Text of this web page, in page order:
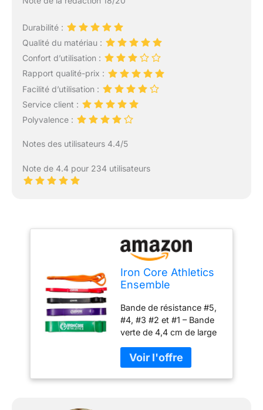
Durabilité :
Qualité du matériau :
Confort d’utilisation :
Rapport qualité-prix :
Facilité d’utilisation :
Service client :
Polyvalence :
Notes des utilisateurs 4.4/5
Note de 4.4 pour 234 utilisateurs
Iron Core Athletics
Ensemble
Bandes – Gamme
complète de
résistance de 2,3 à
54,4 kg – Bandes
de Fitness
polyvalentes pour la
Force, Les
Bande de résistance #5,
#4, #3 #2 et #1 – Bande
verte de 4,4 cm de large
cm de large – Bande
noire de 1,9 cm de large –
Bande rouge de 1,27 cm